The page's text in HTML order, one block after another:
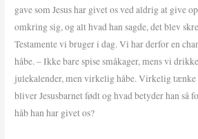
gave som Jesus har givet os ved aldrig at give
omkring sig, og alt hvad han sagde, det blev
Testamente vi bruger i dag. Vi har derfor en
håbe. – Ikke bare spise småkager, mens vi
julekalender, men virkelig håbe. Virkelig tænke
bliver Jesusbarnet født og hvad betyder han så
håb han har givet os?